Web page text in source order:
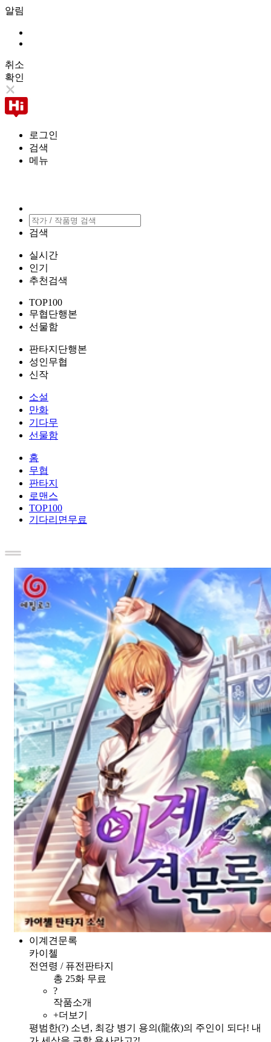
알림
취소
확인
로그인
검색
메뉴
검색
실시간
인기
추천검색
TOP100
무협단행본
선물함
판타지단행본
성인무협
신작
소설
만화
기다무
선물함
홈
무협
판타지
로맨스
TOP100
기다리면무료
이계견문록
카이첼
전연령 / 퓨전판타지
총 25화 무료
?
작품소개
+더보기
평범한(?) 소년, 최강 병기 용의(龍依)의 주인이 되다! 내